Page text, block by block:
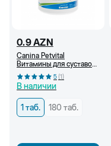
0.9AZN
Canina Petvital
Витамины для суставов
кошек и собак
5(1)
В наличии
1 таб. 180 таб.